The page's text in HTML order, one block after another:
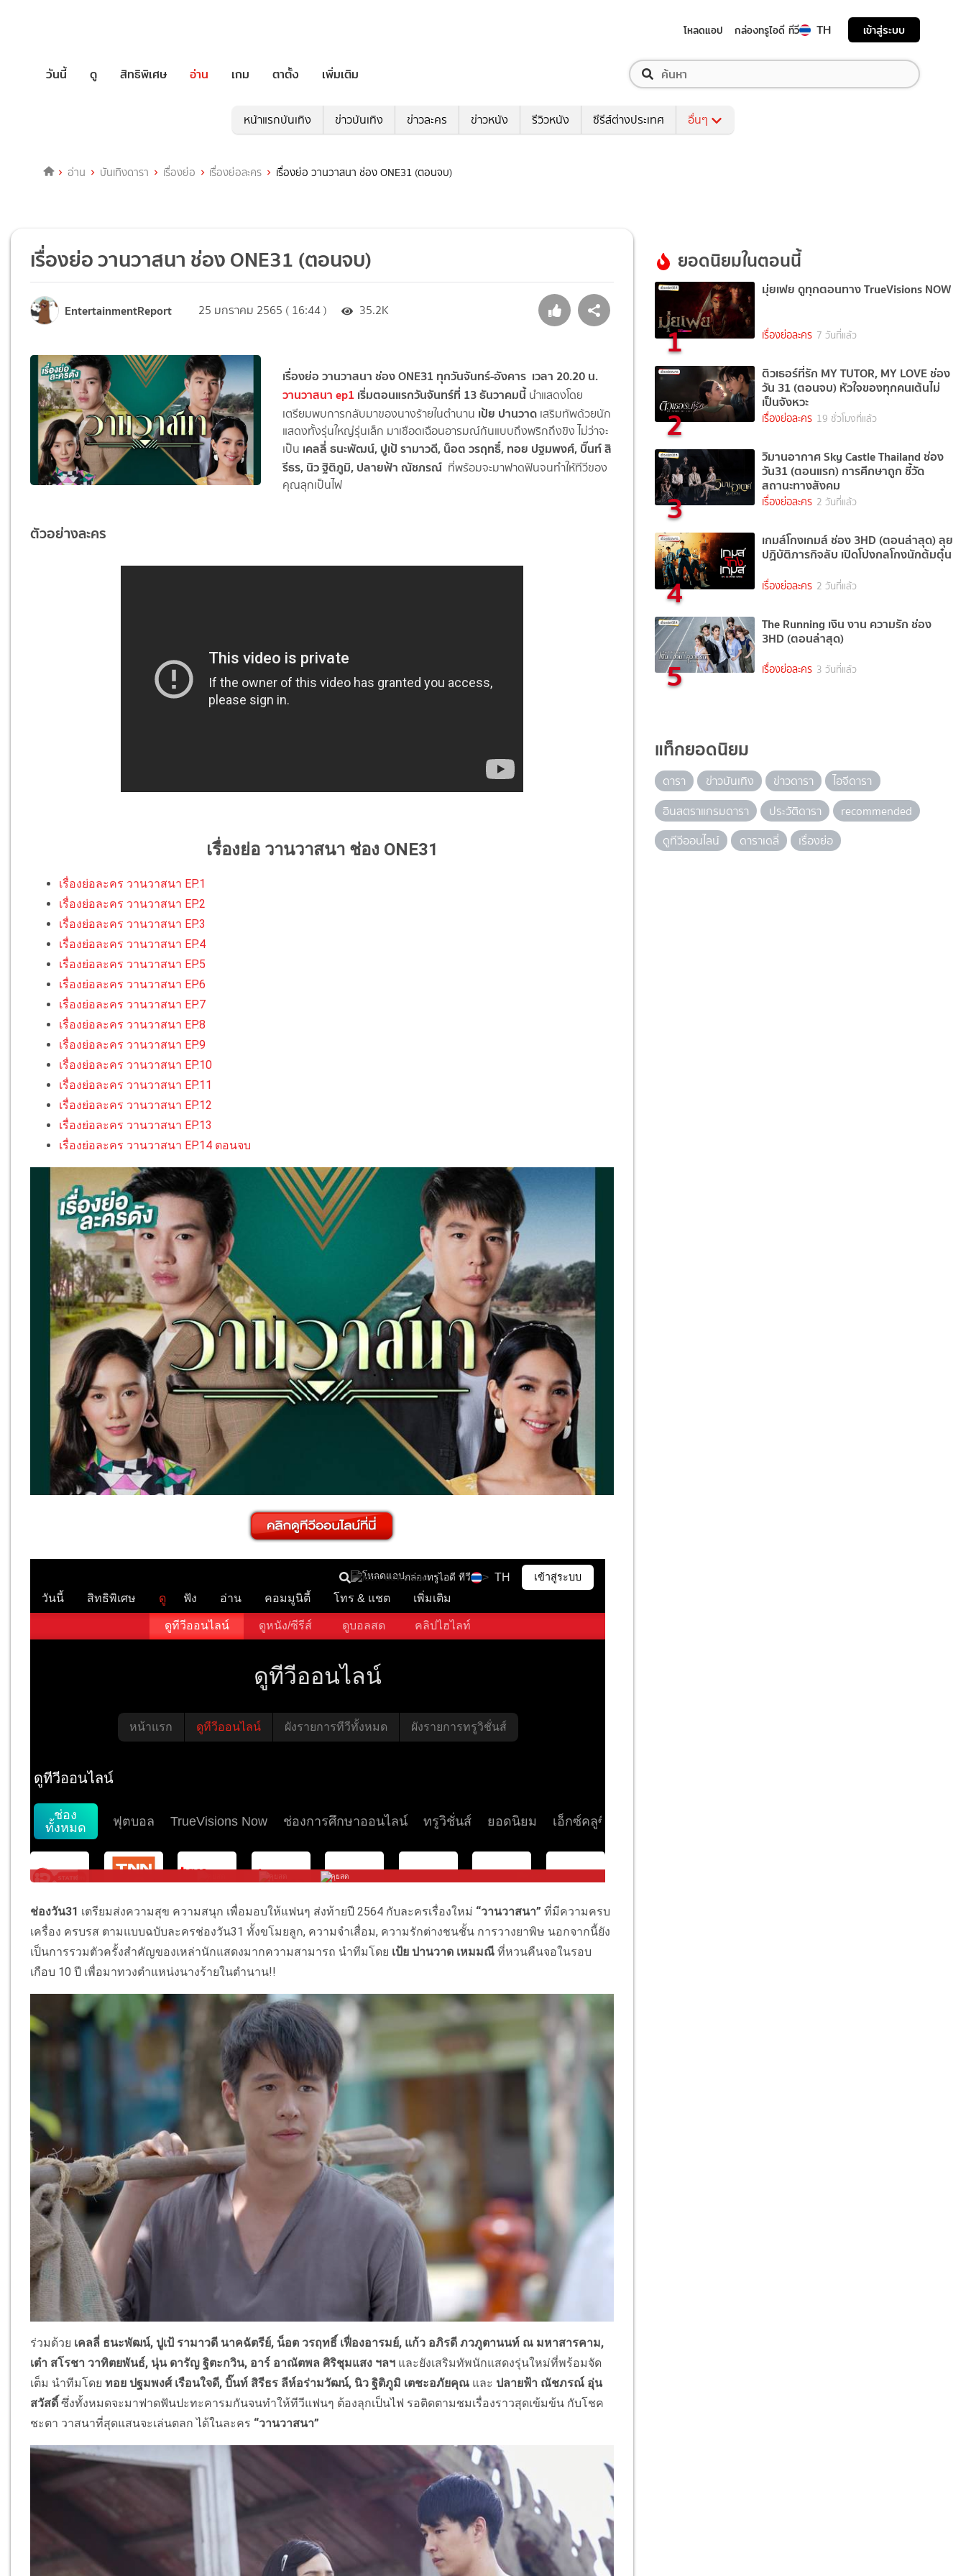
โหลดแอป กล่องทรูไอดี ทีวี TH เข้าสู่ระบบ
วันนี้ ดู สิทธิพิเศษ อ่าน เกม ตาตั้ง เพิ่มเติม
หน้าแรกบันเทิง ข่าวบันเทิง ข่าวละคร ข่าวหนัง รีวิวหนัง ซีรีส์ต่างประเทศ อื่นๆ
อ่าน บันเทิงดารา เรื่องย่อ เรื่องย่อละคร เรื่องย่อ วานวาสนา ช่อง ONE31 (ตอนจบ)
เรื่องย่อ วานวาสนา ช่อง ONE31 (ตอนจบ)
EntertainmentReport 25 มกราคม 2565 ( 16:44 ) 35.2K
เรื่องย่อ วานวาสนา ช่อง ONE31 ทุกวันจันทร์-อังคาร เวลา 20.20 น.
วานวาสนา ep1เริ่มตอนแรกวันจันทร์ที่ 13 ธันวาคมนี้ นำแสดงโดย
เตรียมพบการกลับมาของนางร้ายในตำนาน เป้ย ปานวาดเสริมทัพด้วยนัก
แสดงทั้งรุ่นใหญ่รุ่นเล็ก มาเชือดเฉือนอารมณ์กันแบบถึงพริกถึงขิง ไม่ว่าจะ
เป็น เคลลี่ ธนะพัฒน์, ปูเป้ รามาวดี, น็อต วรฤทธิ์, ทอย ปฐมพงศ์, บิ๊นท์ สิ
รีธร, นิว ฐิติภูมิ, ปลายฟ้า ณัชภรณ์ ที่พร้อมจะมาฟาดฟันจนทำให้ทีวีของ
คุณลุกเป็นไฟ
ตัวอย่างละคร
เรื่องย่อ วานวาสนา ช่อง ONE31
เรื่องย่อละคร วานวาสนา EP.1
เรื่องย่อละคร วานวาสนา EP.2
เรื่องย่อละคร วานวาสนา EP.3
เรื่องย่อละคร วานวาสนา EP.4
เรื่องย่อละคร วานวาสนา EP.5
เรื่องย่อละคร วานวาสนา EP.6
เรื่องย่อละคร วานวาสนา EP.7
เรื่องย่อละคร วานวาสนา EP.8
เรื่องย่อละคร วานวาสนา EP.9
เรื่องย่อละคร วานวาสนา EP.10
เรื่องย่อละคร วานวาสนา EP.11
เรื่องย่อละคร วานวาสนา EP.12
เรื่องย่อละคร วานวาสนา EP.13
เรื่องย่อละคร วานวาสนา EP.14 ตอนจบ
ช่องวัน31 เตรียมส่งความสุข ความสนุก เพื่อมอบให้แฟนๆ ส่งท้ายปี 2564 กับละครเรื่องใหม่ “วานวาสนา” ที่มีความครบ
เครื่อง ครบรส ตามแบบฉบับละครช่องวัน31 ทั้งขโมยลูก, ความจำเสื่อม, ความรักต่างชนชั้น การวางยาพิษ นอกจากนี้ยัง
เป็นการรวมตัวครั้งสำคัญของเหล่านักแสดงมากความสามารถ นำทีมโดย เป้ย ปานวาด เหมมณีที่หวนคืนจอในรอบ
เกือบ 10 ปี เพื่อมาทวงตำแหน่งนางร้ายในตำนาน!!
ร่วมด้วย เคลลี่ ธนะพัฒน์, ปูเป้ รามาวดี นาคฉัตรีย์, น็อต วรฤทธิ์ เฟื่องอารมย์, แก้ว อภิรดี ภวภูตานนท์ ณ มหาสารคาม,
เต๋า สโรชา วาทิตยพันธ์, นุ่น ดารัญ ฐิตะกวิน, อาร์ อาณัตพล ศิริชุมแสง ฯลฯ และยังเสริมทัพนักแสดงรุ่นใหม่ที่พร้อมจัด
เต็ม นำทีมโดยทอย ปฐมพงศ์ เรือนใจดี,บิ๊นท์ สิรีธร ลีห์อร่ามวัฒน์, นิว ฐิติภูมิ เตชะอภัยคุณ และ ปลายฟ้า ณัชภรณ์ อุ่น
สวัสดิ์ซึ่งทั้งหมดจะมาฟาดฟันปะทะคารมกันจนทำให้ทีวีแฟนๆ ต้องลุกเป็นไฟ รอติดตามชมเรื่องราวสุดเข้มข้น กับโชค
ชะตา วาสนาที่สุดแสนจะเล่นตลก ได้ในละคร “วานวาสนา”
ยอดนิยมในตอนนี้
1
มุ่ยเฟย ดูทุกตอนทาง TrueVisions NOW
เรื่องย่อละคร 7 วันที่แล้ว
2
ติวเธอร์ที่รัก MY TUTOR, MY LOVE ช่อง
วัน 31 (ตอนจบ) หัวใจของทุกคนเต้นไม่
เป็นจังหวะ
เรื่องย่อละคร 19 ชั่วโมงที่แล้ว
3
วิมานอากาศ Sky Castle Thailand ช่อง
วัน31 (ตอนแรก) การศึกษาถูก ชี้วัด
สถานะทางสังคม
เรื่องย่อละคร 2 วันที่แล้ว
4
เกมส์โกงเกมส์ ช่อง 3HD (ตอนล่าสุด) ลุย
ปฏิบัติภารกิจลับ เปิดโปงกลโกงนักต้มตุ๋น
เรื่องย่อละคร 2 วันที่แล้ว
5
The Running เงิน งาน ความรัก ช่อง
3HD (ตอนล่าสุด)
เรื่องย่อละคร 3 วันที่แล้ว
แท็กยอดนิยม
ดารา ข่าวบันเทิง ข่าวดารา
ไอจีดารา
อินสตราแกรมดารา
ประวัติดารา
recommended
ดูทีวีออนไลน์
ดาราเดลี่ เรื่องย่อ